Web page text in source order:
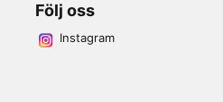
Följ oss
Instagram